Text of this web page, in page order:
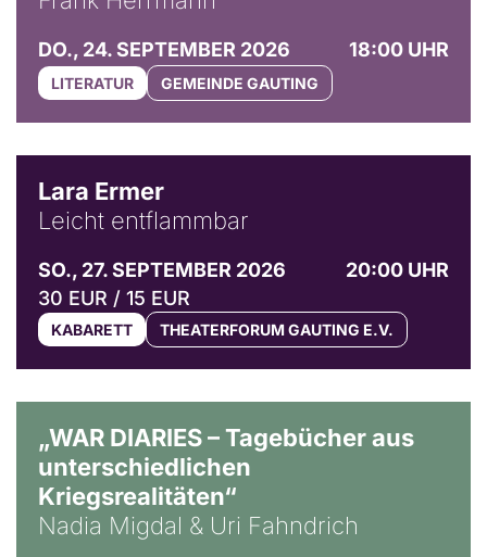
DO., 24. SEPTEMBER 2026 18:00 UHR
LITERATUR GEMEINDE GAUTING
Lara Ermer
Leicht entflammbar
SO., 27. SEPTEMBER 2026
20:00 UHR
30 EUR / 15 EUR
KABARETT THEATERFORUM GAUTING E.V.
„WAR DIARIES – Tagebücher aus
unterschiedlichen
Kriegsrealitäten“
Nadia Migdal & Uri Fahndrich